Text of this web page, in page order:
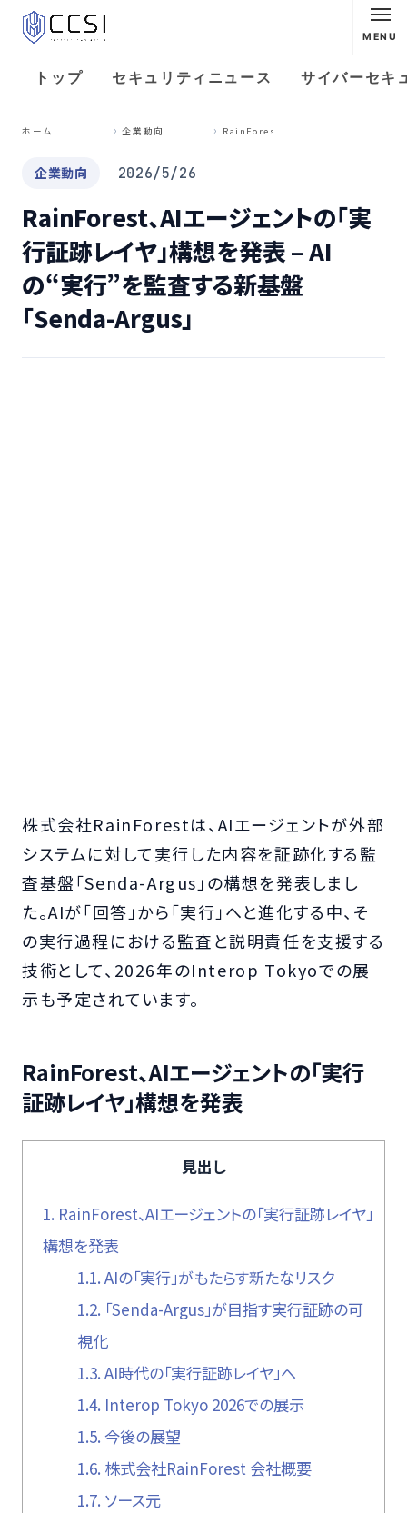
MENU
トップ セキュリティニュース サイバーセキ
ホーム 企業動向
企業動向 2026/5/26
RainForest、AIエージェントの「実
行証跡レイヤ」構想を発表 – AI
の“実行”を監査する新基盤
「Senda-Argus」
株式会社RainForestは、AIエージェントが外部
システムに対して実行した内容を証跡化する監
査基盤「Senda-Argus」の構想を発表しまし
た。AIが「回答」から「実行」へと進化する中、そ
の実行過程における監査と説明責任を支援する
技術として、2026年のInterop Tokyoでの展
示も予定されています。
RainForest、AIエージェントの「実行
証跡レイヤ」構想を発表
見出し
1. RainForest、AIエージェントの「実行証跡レイヤ」
構想を発表
1.1. AIの「実行」がもたらす新たなリスク
1.2. 「Senda-Argus」が目指す実行証跡の可
視化
1.3. AI時代の「実行証跡レイヤ」へ
1.4. Interop Tokyo 2026での展示
1.5. 今後の展望
1.6. 株式会社RainForest 会社概要
1.7. ソース元